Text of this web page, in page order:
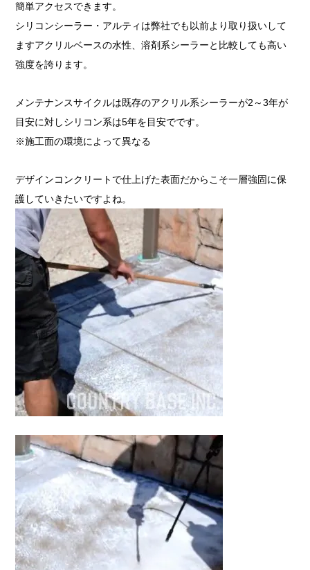
簡単アクセスできます。
シリコンシーラー・アルティは弊社でも以前より取り扱いして
ますアクリルベースの水性、溶剤系シーラーと比較しても高い
強度を誇ります。
メンテナンスサイクルは既存のアクリル系シーラーが2～3年が
目安に対しシリコン系は5年を目安でです。
※施工面の環境によって異なる
デザインコンクリートで仕上げた表面だからこそ一層強固に保
護していきたいですよね。